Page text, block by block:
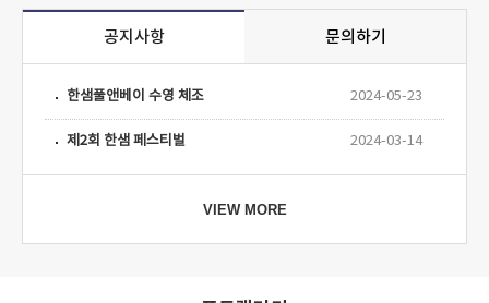
공지사항 문의하기
한샘풀앤베이 수영 체조 2024-05-23
제2회 한샘 페스티벌 2024-03-14
VIEW MORE